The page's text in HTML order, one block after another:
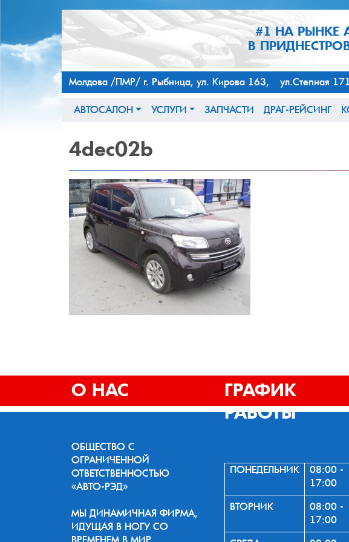
#1 НА РЫНКЕ
В
Молдова /ПМР/ г. Рыбница, ул. Кирова 163,
АВТОСАЛОН УСЛУГИ ЗАПЧАСТИ ДРАГ-РЕЙСИНГ
4dec02b
О НАС
ОБЩЕСТВО С
ОГРАНИЧЕННОЙ
ОТВЕТСТВЕННОСТЬЮ
«АВТО-РЭД»
МЫ ДИНАМИЧНАЯ ФИРМА,
ИДУЩАЯ В НОГУ СО
ГРАФИК
РАБОТЫ
ПОНЕДЕЛЬНИК
08:00 -
17:00
ВТОРНИК
08:00 -
17:00